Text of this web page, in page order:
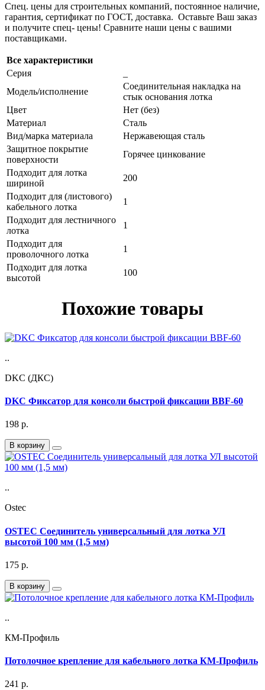
Спец. цены для строительных компаний, постоянное наличие,
гарантия, сертификат по ГОСТ, доставка. Оставьте Ваш заказ
и получите спец- цены! Сравните наши цены с вашими
поставщиками.
Все характеристики
Серия
Модель/исполнение
Соединительная накладка на
стык основания лотка
Цвет
Нет (без)
Материал
Сталь
Вид/марка материала
Нержавеющая сталь
Защитное покрытие
поверхности
Горячее цинкование
Подходит для лотка
шириной
200
Подходит для (листового)
кабельного лотка
1
Подходит для лестничного
лотка
1
Подходит для
проволочного лотка
1
Подходит для лотка
высотой
100
Похожие товары
..
DKC (ДКС)
DKC Фиксатор для консоли быстрой фиксации BBF-60
198 р.
В корзину
..
Ostec
OSTEC Соединитель универсальный для лотка УЛ
высотой 100 мм (1,5 мм)
175 р.
В корзину
..
КМ-Профиль
Потолочное крепление для кабельного лотка КМ-Профиль
241 р.